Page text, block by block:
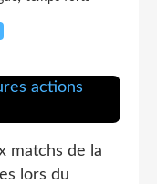
matchs de la
lors du